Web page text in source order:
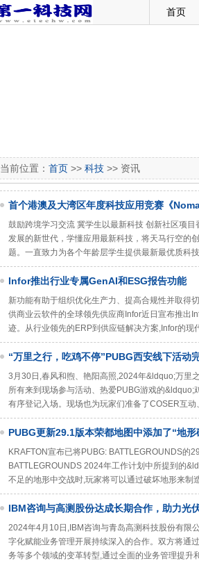
首页
当前位置： 首页 >> 科技 >> 资讯
首个港澳及大湾区年度科技应用竞赛《
鼓励跨境学习交流 冀学生以最新科技 创新社区项
发展的新世代，学懂应用最新科技，将天马行空的
题。一直致力为各个年龄层学生提供最新最优质科
Infor推出行业专属GenAI和ESG报告功能
新功能有助于组织优化生产力、提高合规性并取得
供商业云软件的全球领先供应商Infor近日宣布推出
迹。从行业领先的ERP到供应链解决方案,Infor的
“万里之行，吃鸡不停”PUBG西安线下活动
3月30日,春风和煦、艳阳高照,2024年&ldquo;万里
所有来到现场参与活动、热爱PUBG游戏的
有序登记入场。现场也为玩家们准备了COSER互
​PUBG更新29.1版本荣都地图中添加了“地形
KRAFTON宣布已将PUBG: BATTLEGROUNDS的
BATTLEGROUNDS 2024年工作计划中所提到的
不足的地形中交战时,玩家将可以通过破坏地形来制
IBM咨询与高测股份达成长期合作，助力光
2024年4月10日,IBM咨询与青岛高测科技股份有限
字化赋能业务管理开展持续深入的合作。双方将通
务等多个领域的变革转型,通过全面的业务管理提升